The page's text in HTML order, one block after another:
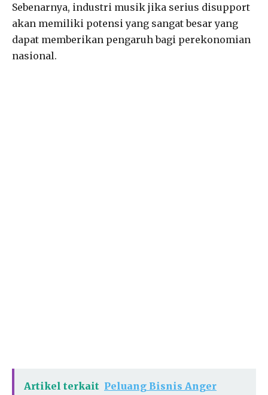
Sebenarnya, industri musik jika serius disupport
akan memiliki potensi yang sangat besar yang
dapat memberikan pengaruh bagi perekonomian
nasional.
Artikel terkait Peluang Bisnis Anger